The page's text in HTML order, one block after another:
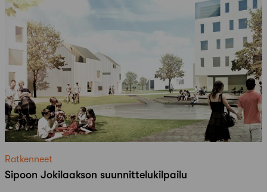
Ratkenneet
Sipoon Jokilaakson suunnittelukilpailu